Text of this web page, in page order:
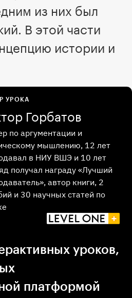
из них был
В этой части
истории и
уроков,
платформой
УРОКА
Горбатов
по аргументации и
мышлению, 12 лет
в НИУ ВШЭ и 10 лет
получал награду «Лучший
автор книги, 2
и 30 научных статей по